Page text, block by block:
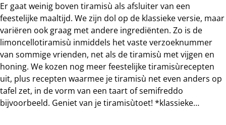
Er gaat weinig boven tiramisù als afsluiter van een
feestelijke maaltijd. We zijn dol op de klassieke versie, maar
variëren ook graag met andere ingrediënten. Zo is de
limoncellotiramisù inmiddels het vaste verzoeknummer
van sommige vrienden, net als de tiramisù met vijgen en
honing. We kozen nog meer feestelijke tiramisùrecepten
uit, plus recepten waarmee je tiramisù net even anders op
tafel zet, in de vorm van een taart of semifreddo
bijvoorbeeld. Geniet van je tiramisùtoet! *klassieke